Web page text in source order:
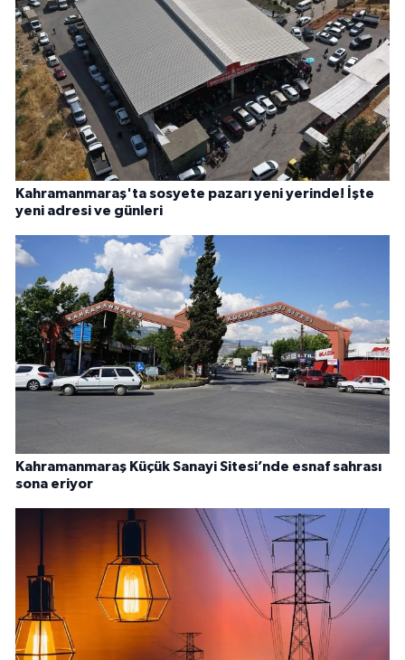
Kahramanmaraş'ta sosyete pazarı yeni yerinde! İşte
yeni adresi ve günleri
Kahramanmaraş Küçük Sanayi Sitesi’nde esnaf sahrası
sona eriyor